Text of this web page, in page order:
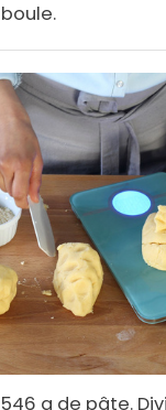
g de pâte.